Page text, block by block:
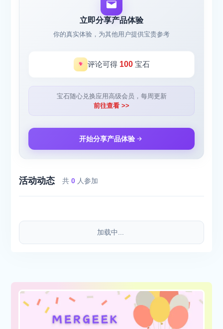
立即分享产品体验
你的真实体验，为其他用户提供宝贵参考
评论可得 100宝石
宝石随心兑换应用高级会员，每周更新
前往查看 >>
开始分享产品体验
活动动态 共0 人参加
加载中...